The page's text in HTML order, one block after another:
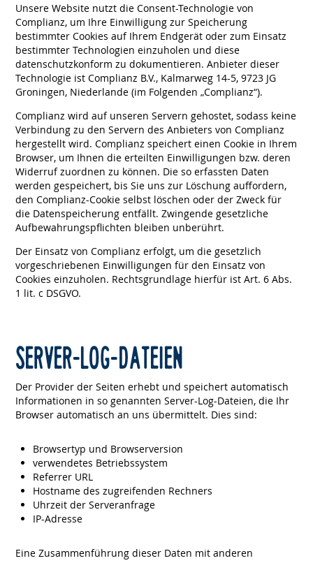
Unsere Website nutzt die Consent-Technologie von
Complianz, um Ihre Einwilligung zur Speicherung
bestimmter Cookies auf Ihrem Endgerät oder zum Einsatz
bestimmter Technologien einzuholen und diese
datenschutzkonform zu dokumentieren. Anbieter dieser
Technologie ist Complianz B.V., Kalmarweg 14-5, 9723 JG
Groningen, Niederlande (im Folgenden „Complianz“).
Complianz wird auf unseren Servern gehostet, sodass keine
Verbindung zu den Servern des Anbieters von Complianz
hergestellt wird. Complianz speichert einen Cookie in Ihrem
Browser, um Ihnen die erteilten Einwilligungen bzw. deren
Widerruf zuordnen zu können. Die so erfassten Daten
werden gespeichert, bis Sie uns zur Löschung auffordern,
den Complianz-Cookie selbst löschen oder der Zweck für
die Datenspeicherung entfällt. Zwingende gesetzliche
Aufbewahrungspflichten bleiben unberührt.
Der Einsatz von Complianz erfolgt, um die gesetzlich
vorgeschriebenen Einwilligungen für den Einsatz von
Cookies einzuholen. Rechtsgrundlage hierfür ist Art. 6 Abs.
1 lit. c DSGVO.
SERVER-LOG-DATEIEN
Der Provider der Seiten erhebt und speichert automatisch
Informationen in so genannten Server-Log-Dateien, die Ihr
Browser automatisch an uns übermittelt. Dies sind:
Browsertyp und Browserversion
verwendetes Betriebssystem
Referrer URL
Hostname des zugreifenden Rechners
Uhrzeit der Serveranfrage
IP-Adresse
Eine Zusammenführung dieser Daten mit anderen